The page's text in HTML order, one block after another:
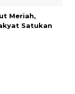
Meriah,
Satukan